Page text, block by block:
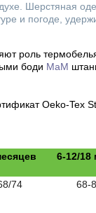
Шерстяная
и погоде,
роль
боди МaM
Oeko-Tex
6-12/18
74 68-